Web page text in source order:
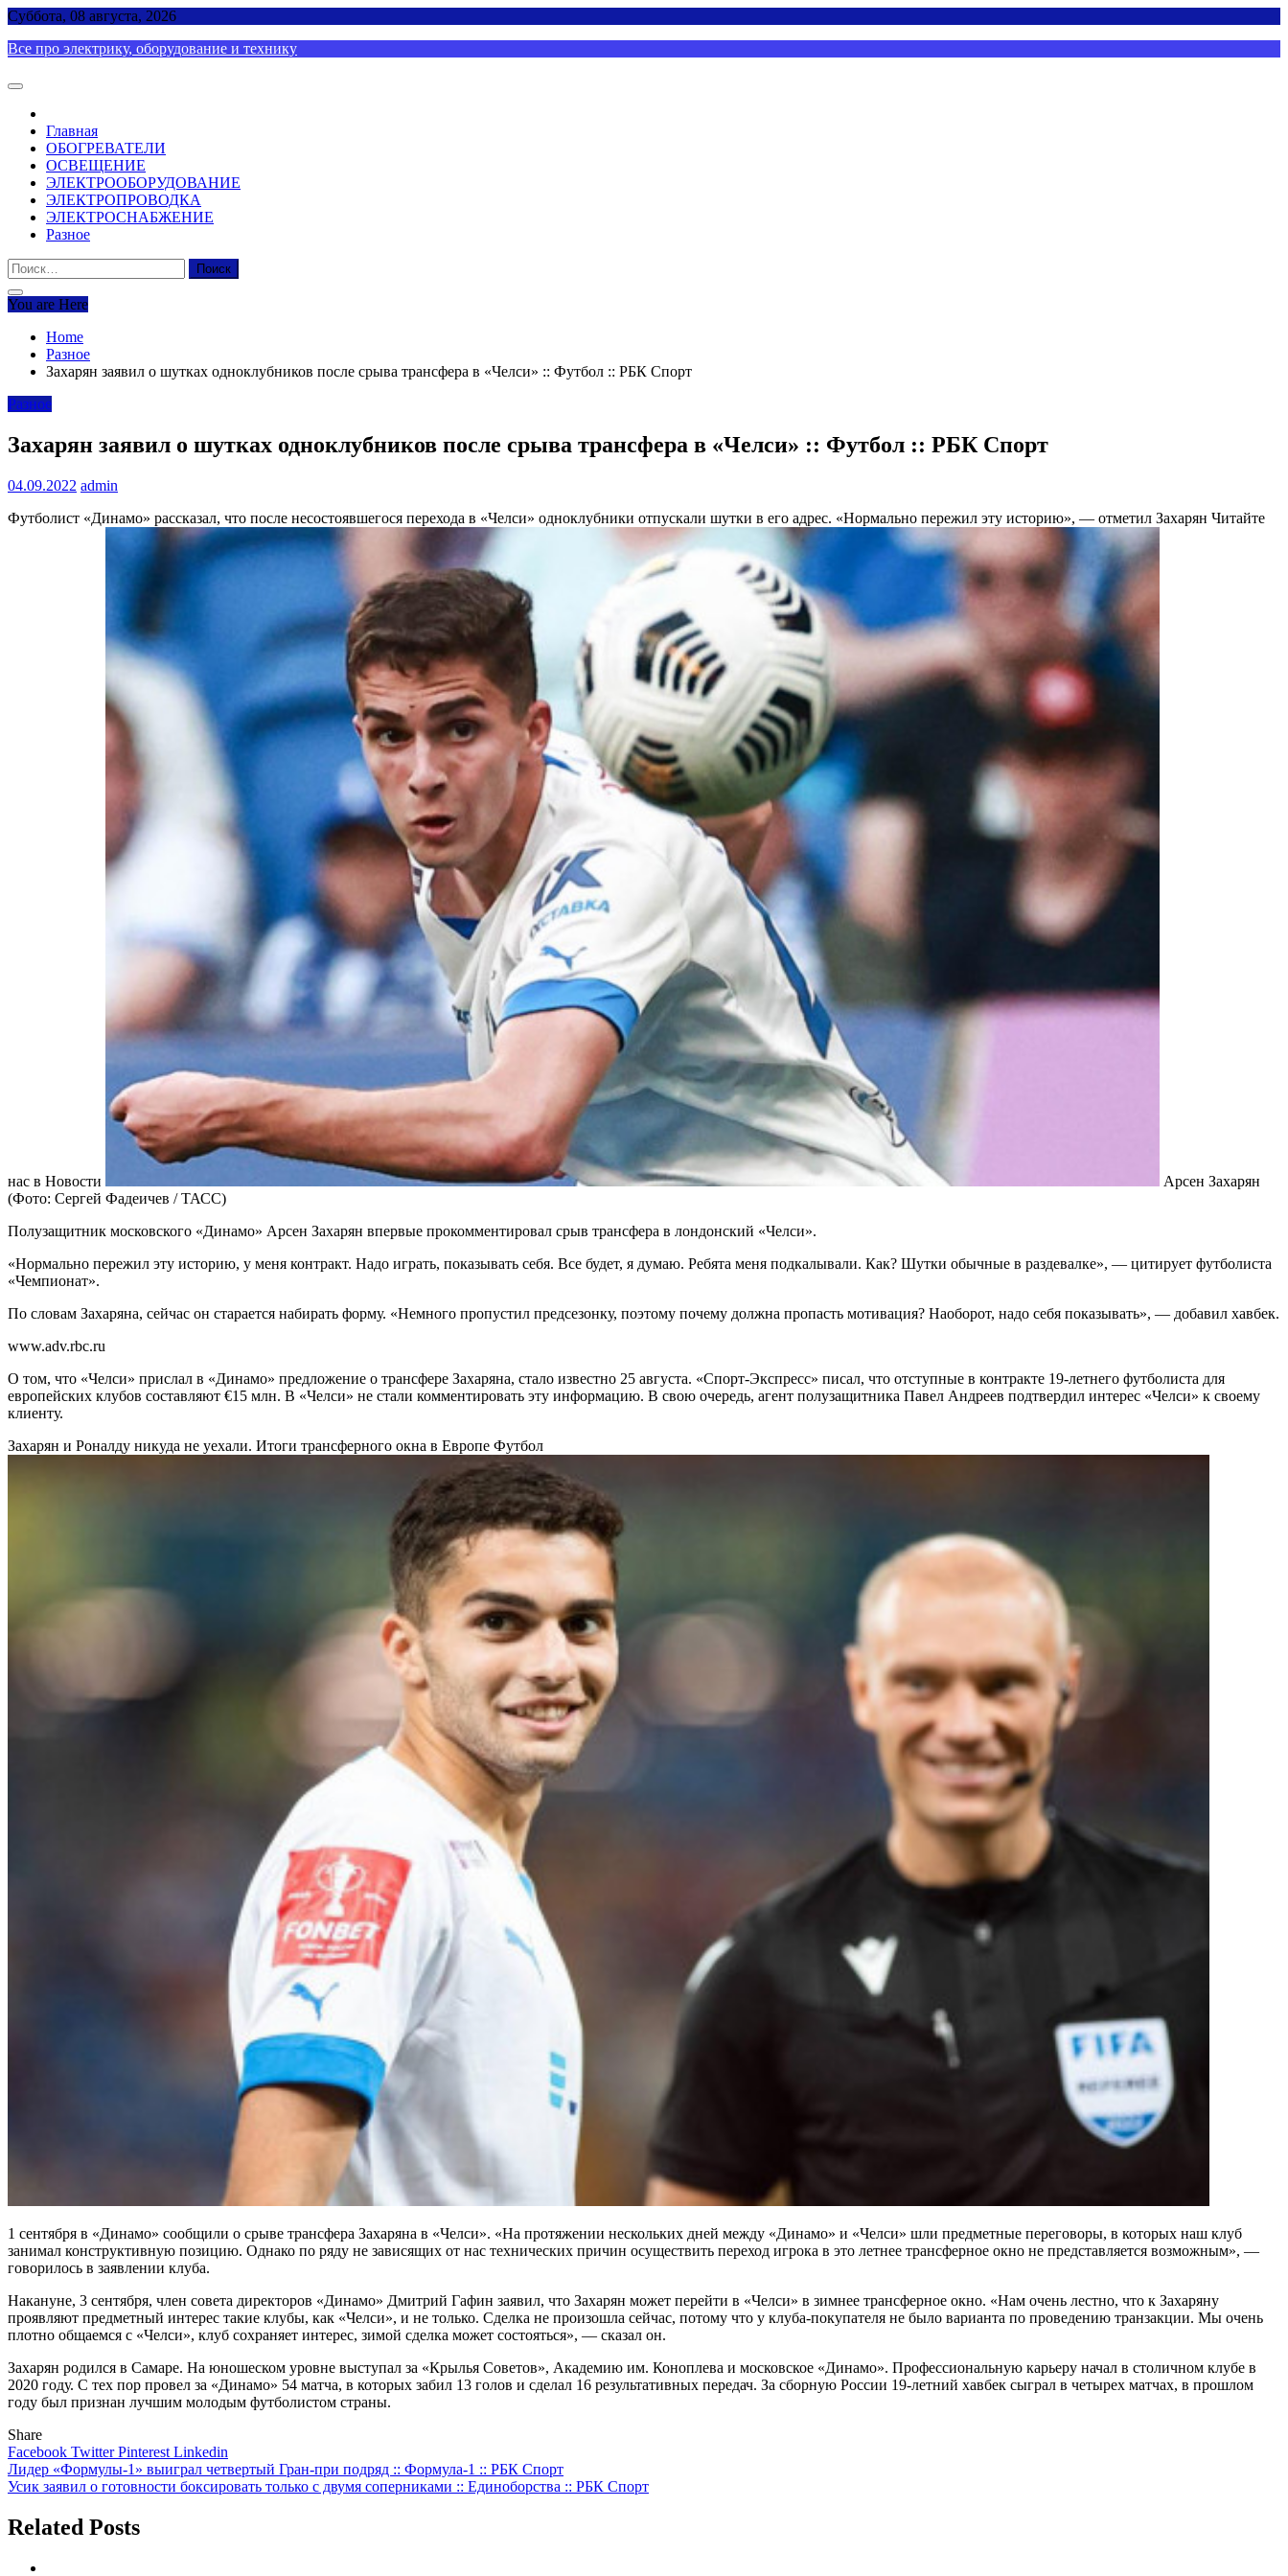
Skip
content
Суббота, 08 августа, 2026
Все про электрику, оборудование и технику
Главная
ОБОГРЕВАТЕЛИ
ОСВЕЩЕНИЕ
ЭЛЕКТРООБОРУДОВАНИЕ
ЭЛЕКТРОПРОВОДКА
ЭЛЕКТРОСНАБЖЕНИЕ
Разное
Найти:
You are Here
Home
Разное
Захарян заявил о шутках одноклубников после срыва трансфера в «Челси» :: Футбол :: РБК Спорт
Разное
Захарян заявил о шутках одноклубников после срыва трансфера в «Челси» :: Футбол :: РБК Спорт
04.09.2022 admin
Футболист «Динамо» рассказал, что после несостоявшегося перехода в «Челси» одноклубники отпускали шутки в его адрес. «Нормально пережил эту историю», — отметил Захарян Читайте
нас в Новости
Арсен Захарян
(Фото: Сергей Фадеичев / ТАСС)
Полузащитник московского «Динамо» Арсен Захарян впервые прокомментировал срыв трансфера в лондонский «Челси».
«Нормально пережил эту историю, у меня контракт. Надо играть, показывать себя. Все будет, я думаю. Ребята меня подкалывали. Как? Шутки обычные в раздевалке», — цитирует футболиста
«Чемпионат».
По словам Захаряна, сейчас он старается набирать форму. «Немного пропустил предсезонку, поэтому почему должна пропасть мотивация? Наоборот, надо себя показывать», — добавил хавбек.
www.adv.rbc.ru
О том, что «Челси» прислал в «Динамо» предложение о трансфере Захаряна, стало известно 25 августа. «Спорт-Экспресс» писал, что отступные в контракте 19-летнего футболиста для
европейских клубов составляют €15 млн. В «Челси» не стали комментировать эту информацию. В свою очередь, агент полузащитника Павел Андреев подтвердил интерес «Челси» к своему
клиенту.
Захарян и Роналду никуда не уехали. Итоги трансферного окна в Европе Футбол
1 сентября в «Динамо» сообщили о срыве трансфера Захаряна в «Челси». «На протяжении нескольких дней между «Динамо» и «Челси» шли предметные переговоры, в которых наш клуб
занимал конструктивную позицию. Однако по ряду не зависящих от нас технических причин осуществить переход игрока в это летнее трансферное окно не представляется возможным», —
говорилось в заявлении клуба.
Накануне, 3 сентября, член совета директоров «Динамо» Дмитрий Гафин заявил, что Захарян может перейти в «Челси» в зимнее трансферное окно. «Нам очень лестно, что к Захаряну
проявляют предметный интерес такие клубы, как «Челси», и не только. Сделка не произошла сейчас, потому что у клуба-покупателя не было варианта по проведению транзакции. Мы очень
плотно общаемся с «Челси», клуб сохраняет интерес, зимой сделка может состояться», — сказал он.
Захарян родился в Самаре. На юношеском уровне выступал за «Крылья Советов», Академию им. Коноплева и московское «Динамо». Профессиональную карьеру начал в столичном клубе в
2020 году. С тех пор провел за «Динамо» 54 матча, в которых забил 13 голов и сделал 16 результативных передач. За сборную России 19-летний хавбек сыграл в четырех матчах, в прошлом
году был признан лучшим молодым футболистом страны.
Share
Facebook TwitterPinterest Linkedin
Навигация
по
записям
Лидер «Формулы-1» выиграл четвертый Гран-при подряд :: Формула-1 :: РБК Спорт
Усик заявил о готовности боксировать только с двумя соперниками :: Единоборства :: РБК Спорт
Related Posts